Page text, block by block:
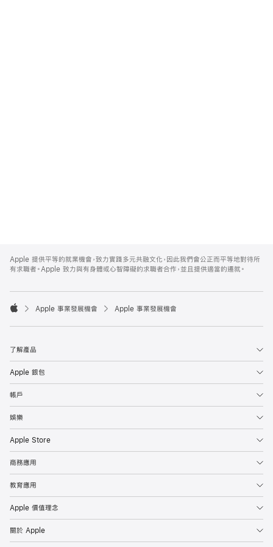
Footer
Apple 提供平等的就業機會，致力實踐多元共融文化，因此我們會公正而平等地對待所
有求職者。Apple 致力與有身體或心智障礙的求職者合作，並且提供適當的遷就。

Apple 事業發展機會 Apple 事業發展機會
了解產品
Apple 銀包
帳戶
娛樂
Apple Store
商務應用
教育應用
Apple 價值理念
關於 Apple